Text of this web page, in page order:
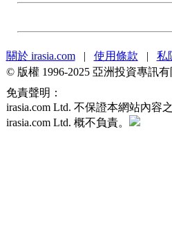
關於 irasia.com| 使用條款 | 私
© 版權 1996-2025 亞洲投資專訊
免責聲明：
irasia.com Ltd. 不保證本網站內
irasia.com Ltd. 概不負責。